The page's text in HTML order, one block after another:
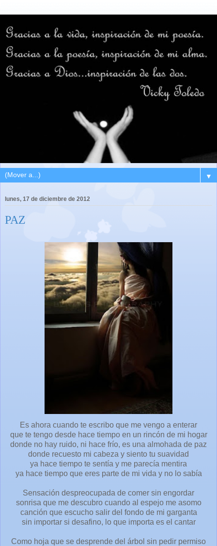
▼
lunes, 17 de diciembre de 2012
PAZ
Es ahora cuando te escribo que me vengo a enterar
que te tengo desde hace tiempo en un rincón de mi hogar
donde no hay ruido, ni hace frío, es una almohada de paz
donde recuesto mi cabeza y siento tu suavidad
ya hace tiempo te sentía y me parecía mentira
ya hace tiempo que eres parte de mi vida y no lo sabía
Sensación despreocupada de comer sin engordar
sonrisa que me descubro cuando al espejo me asomo
canción que escucho salir del fondo de mi garganta
sin importar si desafino, lo que importa es el cantar
Como hoja que se desprende del árbol sin pedir permiso